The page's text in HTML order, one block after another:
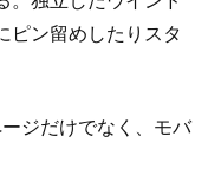
ピン留めしたりスタ
ジだけでなく、モバ